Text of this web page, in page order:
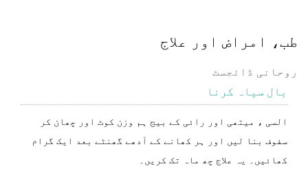
طب، امراض اور علاج
روحانی ڈائجسٹ
بال سیاہ کرنا
السی ، میتھی اور رائی کے بیج ہم وزن کوٹ اور چھان کر
سفوف بنا لیں اور ہر کھانے کے آدھے گھنٹے بعد ایک گرام
کھائیں۔ یہ علاج چھ ماہ تک کریں۔